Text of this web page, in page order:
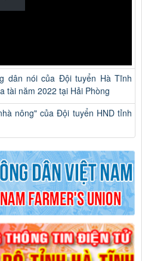
dân nói của Đội tuyển Hà Tĩnh
tài năm 2022 tại Hải Phòng
nông" của Đội tuyển HND tỉnh